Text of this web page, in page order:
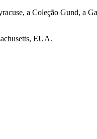
a Coleção Gund,
EUA.